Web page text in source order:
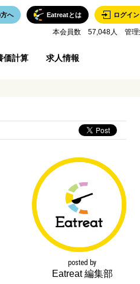
ログイ
Eatreatとは
へ
本会員数 57,048人 管
価計算 求人情報
posted by
Eatreat 編集部